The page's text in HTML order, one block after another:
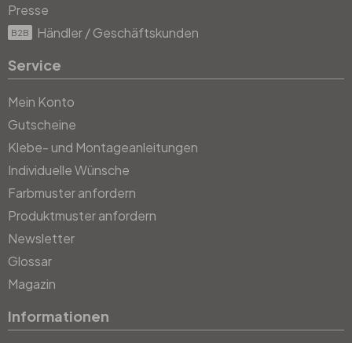
Presse
B2B Händler / Geschäftskunden
Service
Mein Konto
Gutscheine
Klebe- und Montageanleitungen
Individuelle Wünsche
Farbmuster anfordern
Produktmuster anfordern
Newsletter
Glossar
Magazin
Informationen